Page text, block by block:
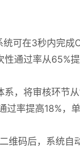
可在3秒内完成
通过率从65%
，将审核环节
率提高18%，
维码后，系统